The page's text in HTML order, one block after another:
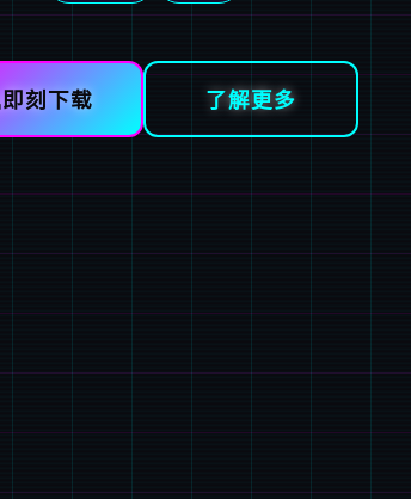
即刻下载 了解更多